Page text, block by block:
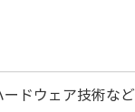
ドウェア技術な